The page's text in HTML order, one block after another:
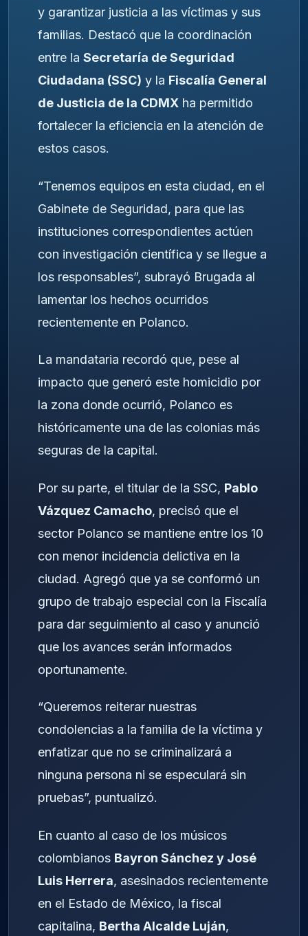
y garantizar justicia a las víctimas y sus
familias. Destacó que la coordinación
entre la Secretaría de Seguridad
Ciudadana (SSC) y la Fiscalía General
de Justicia de la CDMX ha permitido
fortalecer la eficiencia en la atención de
estos casos.
“Tenemos equipos en esta ciudad, en el
Gabinete de Seguridad, para que las
instituciones correspondientes actúen
con investigación científica y se llegue a
los responsables”, subrayó Brugada al
lamentar los hechos ocurridos
recientemente en Polanco.
La mandataria recordó que, pese al
impacto que generó este homicidio por
la zona donde ocurrió, Polanco es
históricamente una de las colonias más
seguras de la capital.
Por su parte, el titular de la SSC, Pablo
Vázquez Camacho, precisó que el
sector Polanco se mantiene entre los 10
con menor incidencia delictiva en la
ciudad. Agregó que ya se conformó un
grupo de trabajo especial con la Fiscalía
para dar seguimiento al caso y anunció
que los avances serán informados
oportunamente.
“Queremos reiterar nuestras
condolencias a la familia de la víctima y
enfatizar que no se criminalizará a
ninguna persona ni se especulará sin
pruebas”, puntualizó.
En cuanto al caso de los músicos
colombianos Bayron Sánchez y José
Luis Herrera, asesinados recientemente
en el Estado de México, la fiscal
capitalina, Bertha Alcalde Luján,